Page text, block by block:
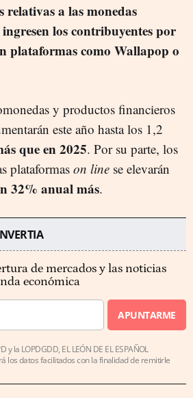
relativas a las monedas
los contribuyentes por
plataformas como Wallapop o
y productos financieros
este año hasta los 1,2
que en 2025. Por su parte, los
plataformas on line se elevarán
32% anual más.
de mercados y las noticias
económica
APUNTARME
y la LOPDGDD, EL LEÓN DE EL ESPAÑOL
los datos facilitados con la finalidad de remitirle